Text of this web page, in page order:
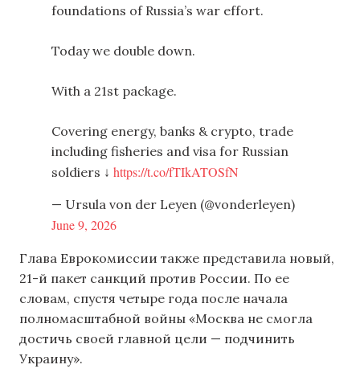
foundations of Russia’s war effort.
Today we double down.
With a 21st package.
Covering energy, banks & crypto, trade
including fisheries and visa for Russian
soldiers ↓ https://t.co/fTIkATOSfN
— Ursula von der Leyen (@vonderleyen)
June 9, 2026
Глава Еврокомиссии также представила новый,
21-й пакет санкций против России. По ее
словам, спустя четыре года после начала
полномасштабной войны «Москва не смогла
достичь своей главной цели — подчинить
Украину».